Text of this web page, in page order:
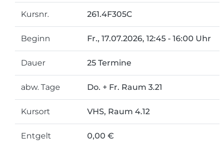
Kursnr. 261.4F305C
Beginn Fr., 17.07.2026, 12:45 - 16:00 Uhr
Dauer 25 Termine
abw. Tage Do. + Fr. Raum 3.21
Kursort VHS, Raum 4.12
Entgelt 0,00 €